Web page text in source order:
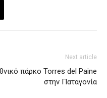
Next article
πάρκο Torres del Paine
στην Παταγονία